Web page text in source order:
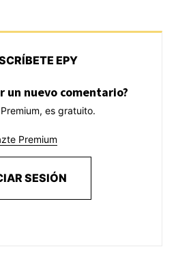
EPY
un nuevo comentario?
es gratuito.
Premium
SESIÓN